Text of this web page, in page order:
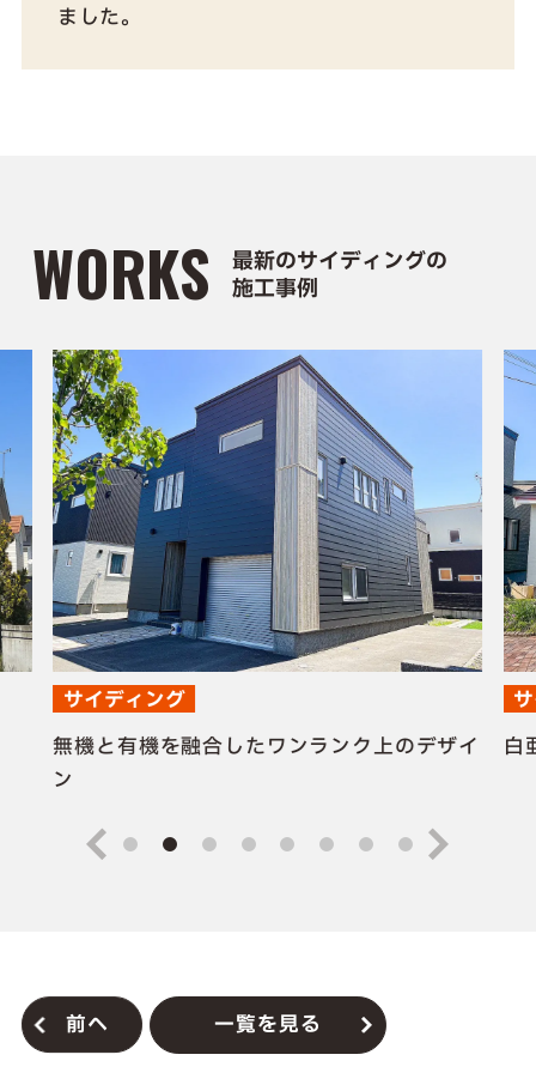
ました。
WORKS
最新のサイディングの
施工事例
サイディング
無機と有機を融合したワンランク上のデザイ
ン
白
前へ 一覧を見る